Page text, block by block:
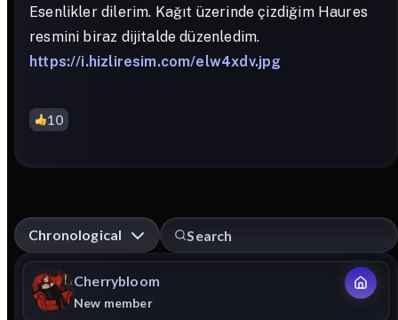
Esenlikler dilerim. Kağıt üzerinde çizdiğim Haures
resmini biraz dijitalde düzenledim.
https://i.hizliresim.com/elw4xdv.jpg
10
Chronological
Cherrybloom
New member